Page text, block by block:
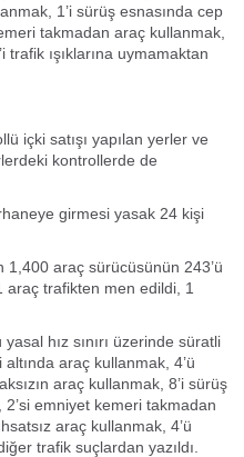
1’i sürüş esnasında cep
takmadan araç kullanmak,
trafik ışıklarına uymamaktan
içki satışı yapılan yerler ve
kontrollerde de
girmesi yasak 24 kişi
araç sürücüsünün 243’ü
araç trafikten men edildi, 1
hız sınırı üzerinde süratli
araç kullanmak, 4’ü
araç kullanmak, 8’i sürüş
emniyet kemeri takmadan
araç kullanmak, 4’ü
trafik suçlardan yazıldı.